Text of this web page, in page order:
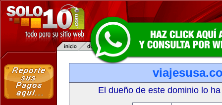
El dueño de este dominio lo